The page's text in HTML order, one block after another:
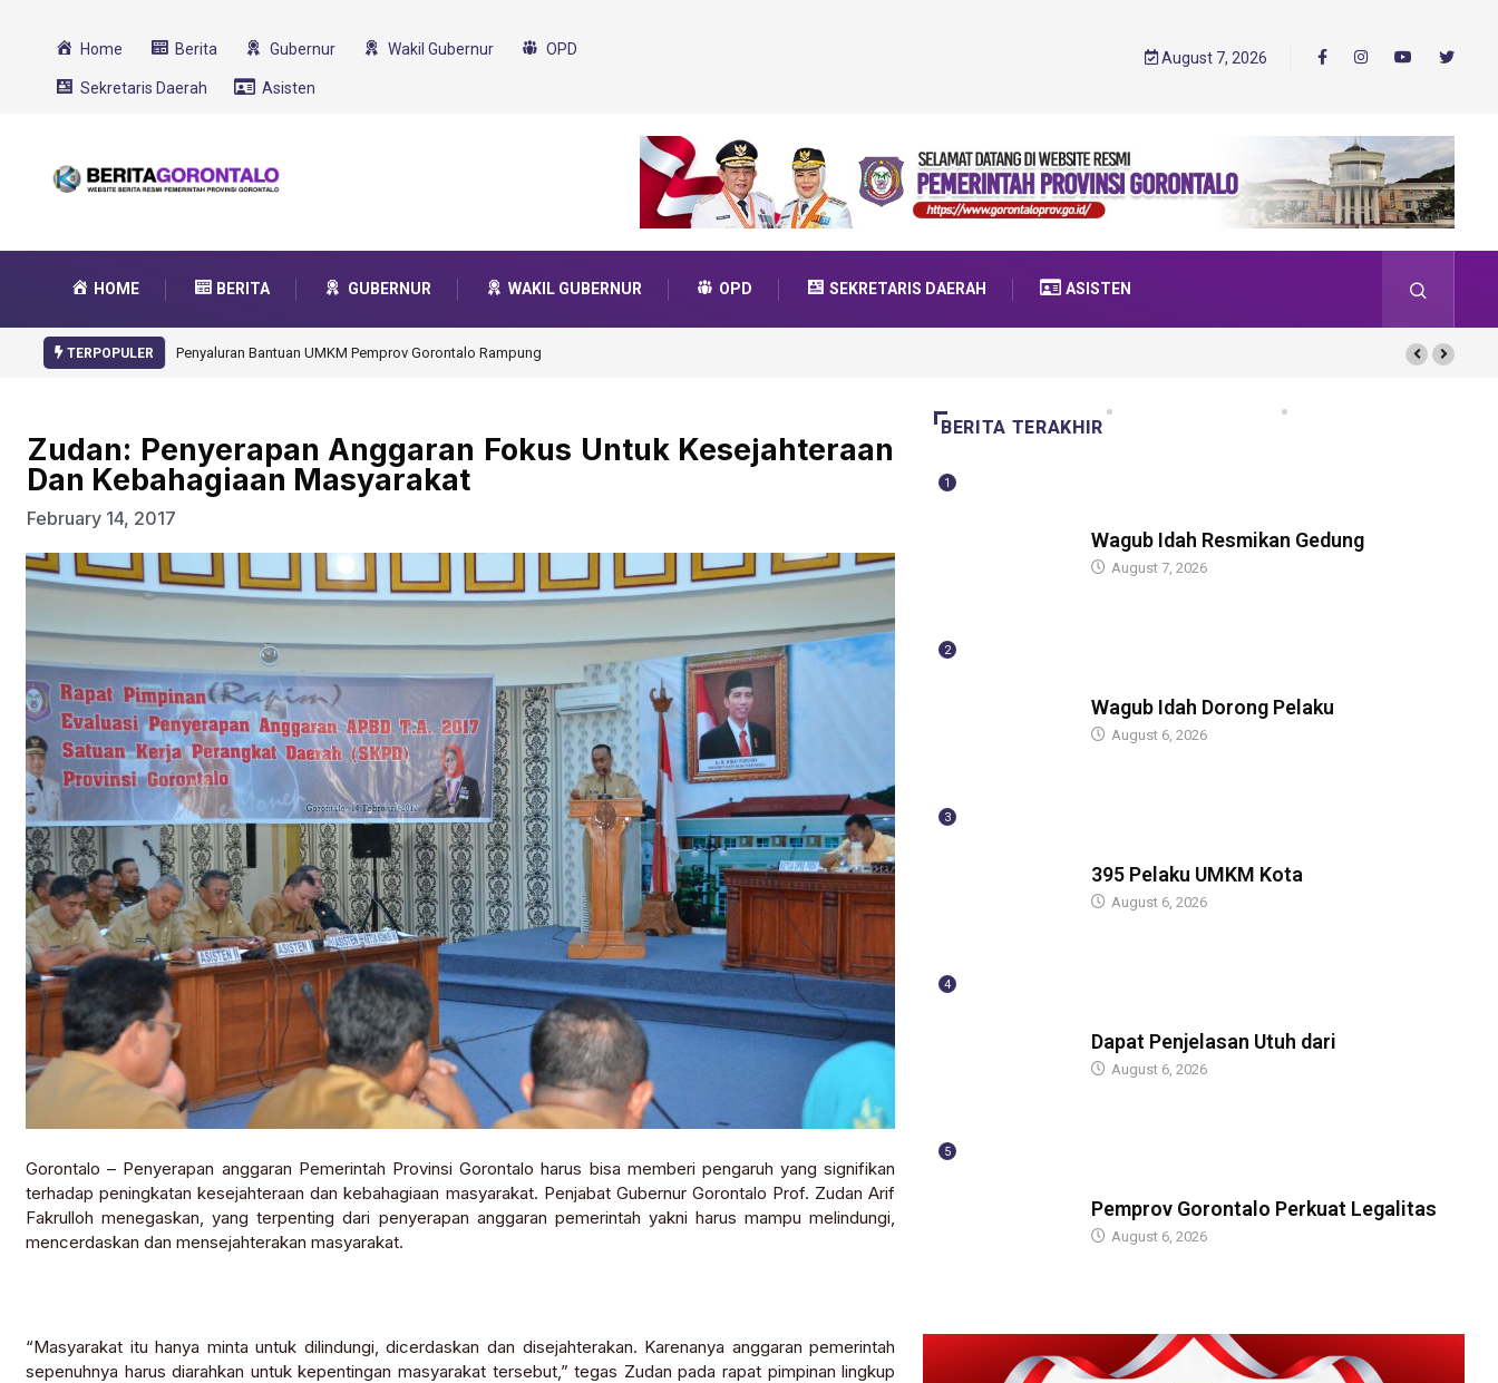
Home Berita Gubernur Wakil Gubernur OPD
Sekretaris Daerah Asisten
August 7, 2026
HOME BERITA GUBERNUR WAKIL GUBERNUR OPD SEKRETARIS DAERAH ASISTEN
TERPOPULER Gorontalo Ikut Dukung Program SMA Unggul Garuda Transformasi 2025
Zudan: Penyerapan Anggaran Fokus Untuk Kesejahteraan
Dan Kebahagiaan Masyarakat
February 14, 2017
Gorontalo – Penyerapan anggaran Pemerintah Provinsi Gorontalo harus bisa memberi pengaruh yang signifikan
terhadap peningkatan kesejahteraan dan kebahagiaan masyarakat. Penjabat Gubernur Gorontalo Prof. Zudan Arif
Fakrulloh menegaskan, yang terpenting dari penyerapan anggaran pemerintah yakni harus mampu melindungi,
mencerdaskan dan mensejahterakan masyarakat.
“Masyarakat itu hanya minta untuk dilindungi, dicerdaskan dan disejahterakan. Karenanya anggaran pemerintah
sepenuhnya harus diarahkan untuk kepentingan masyarakat tersebut,” tegas Zudan pada rapat pimpinan lingkup
BERITA TERAKHIR
1
Wagub Idah Resmikan Gedung
August 7, 2026
2
Wagub Idah Dorong Pelaku
August 6, 2026
3
395 Pelaku UMKM Kota
August 6, 2026
4
Dapat Penjelasan Utuh dari
August 6, 2026
5
Pemprov Gorontalo Perkuat Legalitas
August 6, 2026